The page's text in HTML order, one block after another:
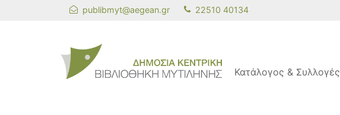
publibmyt@aegean.gr 22510 40134
Κατάλογος & Συλλογές